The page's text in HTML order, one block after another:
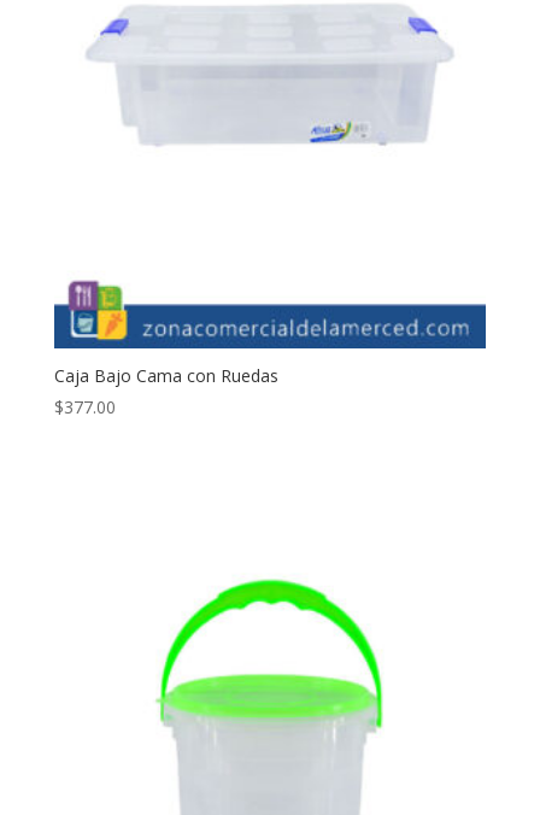
Caja Bajo Cama con Ruedas
$377.00